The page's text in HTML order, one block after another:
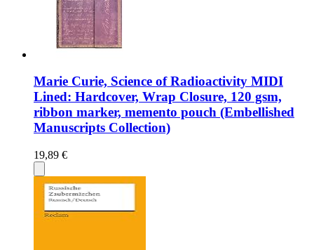
Marie Curie, Science of Radioactivity MIDI
Lined: Hardcover, Wrap Closure, 120 gsm,
ribbon marker, memento pouch (Embellished
Manuscripts Collection)
19,89 €